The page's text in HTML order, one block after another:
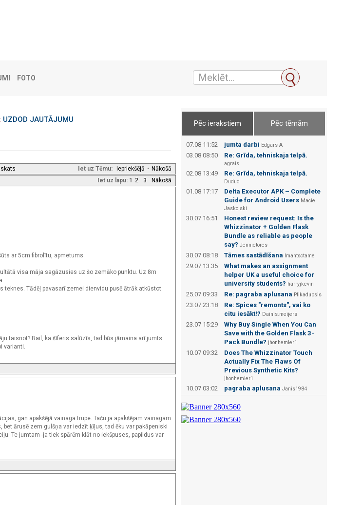
FOTO
UZDOD JAUTĀJUMU
Iet uz Tēmu: Iepriekšējā • Nākošā
Iet uz lapu: 1 2 3 Nākošā
ar 5cm fibrolītu, apmetums.
visa māja sagāzusies uz šo zemāko punktu. Uz 8m
teknes. Tādēļ pavasarī zemei dienvidu pusē ātrāk atkūstot
taisnot? Bail, ka šīferis salūzīs, tad būs jāmaina arī jumts.
varianti.
gan apakšējā vainaga trupe. Taču ja apakšējam vainagam
ārusē zem gulšņa var iedzīt ķīļus, tad ēku var pakāpeniski
Te jumtam -ja tiek spārēm klāt no iekšpuses, papildus var
Pēc ierakstiem Pēc tēmām
07.08 11:52 jumta darbi Edgars А
03.08 08:50 Re: Grīda, tehniskaja telpā.
agrais
02.08 13:49 Re: Grīda, tehniskaja telpā.
Dudud
01.08 17:17
Delta Executor APK – Complete
Guide for Android Users Macie
Jaskolski
30.07 16:51
Honest review request: Is the
Whizzinator + Golden Flask
Bundle as reliable as people
say? Jennietores
30.07 08:18 Tāmes sastādīšana Imantsctame
29.07 13:35
What makes an assignment
helper UK a useful choice for
university students? harryjkevin
25.07 09:33 Re: pagraba aplusana Plikadupsis
23.07 23:18
Re: Spices "remonts", vai ko
citu iesākt!? Dainis.meijers
23.07 15:29
Why Buy Single When You Can
Save with the Golden Flask 3-
Pack Bundle? jhonhemler1
10.07 09:32
Does The Whizzinator Touch
Actually Fix The Flaws Of
Previous Synthetic Kits?
jhonhemler1
10.07 03:02 pagraba aplusana Janis1984